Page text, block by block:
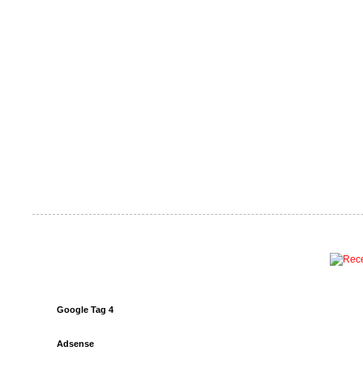
Google Tag 4
Adsense